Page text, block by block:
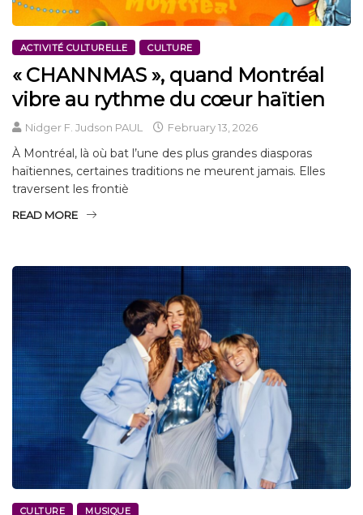
ACTIVITÉ CULTURELLE CULTURE
« CHANNMAS », quand Montréal
vibre au rythme du cœur haïtien
Nidger F. Judson PAUL February 13, 2026
À Montréal, là où bat l’une des plus grandes diasporas
haïtiennes, certaines traditions ne meurent jamais. Elles
traversent les frontiè
READ MORE
CULTURE MUSIQUE